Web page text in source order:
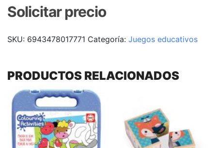
Solicitar precio
SKU: 6943478017771 Categoría: Juegos educativos
PRODUCTOS RELACIONADOS